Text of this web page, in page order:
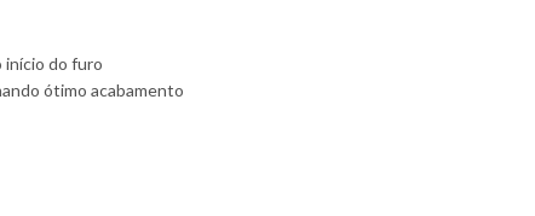
início do furo
ótimo acabamento